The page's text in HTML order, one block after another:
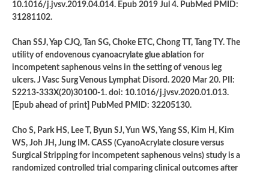
10.1016/j.jvsv.2019.04.014. Epub 2019 Jul 4. PubMed PMID:
31281102.
Chan SSJ, Yap CJQ, Tan SG, Choke ETC, Chong TT, Tang TY. The
utility of endovenous cyanoacrylate glue ablation for
incompetent saphenous veins in the setting of venous leg
ulcers. J Vasc Surg Venous Lymphat Disord. 2020 Mar 20. PII:
S2213-333X(20)30100-1. doi: 10.1016/j.jvsv.2020.01.013.
[Epub ahead of print] PubMed PMID: 32205130.
Cho S, Park HS, Lee T, Byun SJ, Yun WS, Yang SS, Kim H, Kim
WS, Joh JH, Jung IM. CASS (CyanoAcrylate closure versus
Surgical Stripping for incompetent saphenous veins) study is a
randomized controlled trial comparing clinical outcomes after